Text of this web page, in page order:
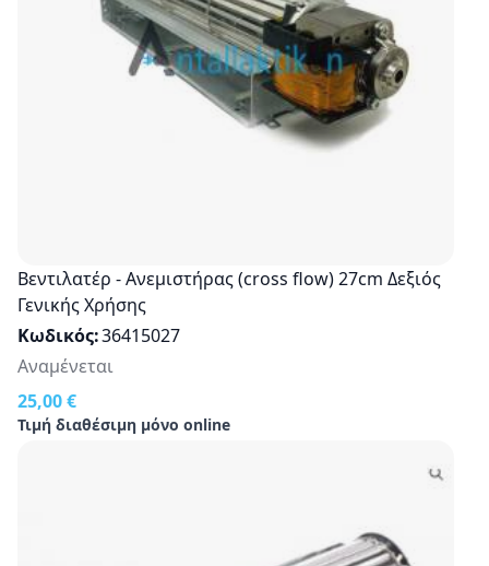
Βεντιλατέρ - Ανεμιστήρας (cross flow) 27cm Δεξιός
Γενικής Χρήσης
Κωδικός 36415027
25,00 €
Τιμή διαθέσιμη μόνο online
Αναμένεται